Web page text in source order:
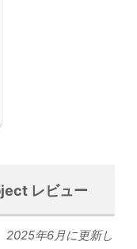
レビュー
2025年6月に更新し